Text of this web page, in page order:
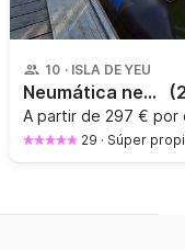
10 · ISLA DE YEU
Neumática neuvisa tarpon 140CV
A partir de 297 € por
29 · Súper